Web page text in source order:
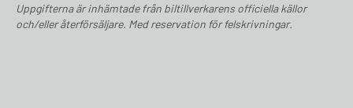
Uppgifterna är inhämtade från biltillverkarens officiella källor
och/eller återförsäljare. Med reservation för felskrivningar.